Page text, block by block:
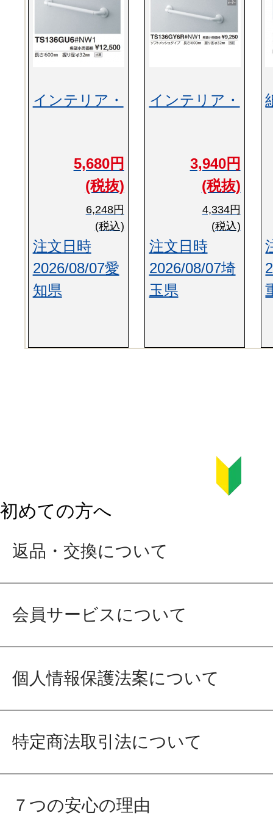
インテリア・
5,680円
(税抜)
6,248円
(税込)
注文日時
2026/08/07愛
知県
インテリア・
3,940円
(税抜)
4,334円
(税込)
注文日時
2026/08/07埼
玉県
初めての方へ
返品・交換について
会員サービスについて
個人情報保護法案について
特定商法取引法について
７つの安心の理由